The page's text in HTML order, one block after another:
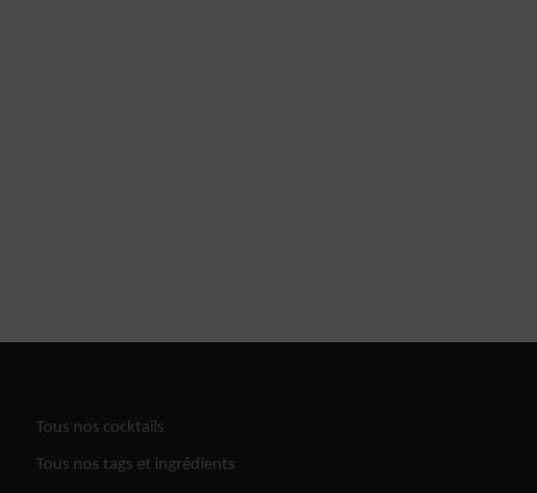
Tous nos cocktails
Tous nos tags et ingrédients